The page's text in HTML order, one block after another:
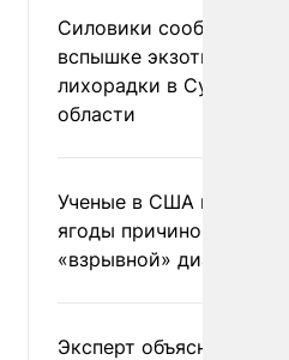
Силовики сообщили о
вспышке экзотической
лихорадки в Сумской
области
Ученые в США назвали
ягоды причиной
«взрывной» диареи
Эксперт объяснил